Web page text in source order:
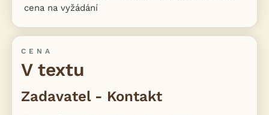
cena na vyžádání
CENA
V textu
Zadavatel - Kontakt